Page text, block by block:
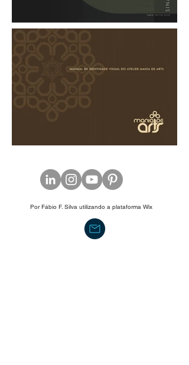
Por Fábio F. Silva utilizando a plataforma Wix